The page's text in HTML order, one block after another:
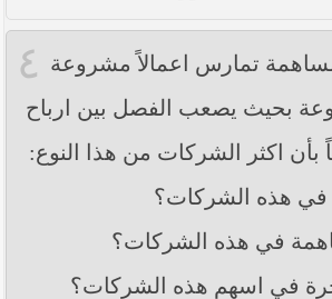
٤ تمارس اعمالاً مشروعة
بحيث يصعب الفصل بين ارباح
بأن اكثر الشركات من هذا النوع: